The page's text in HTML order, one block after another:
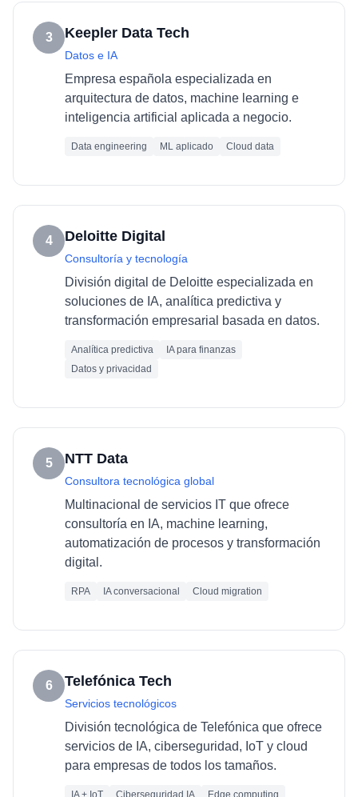
3 Keepler Data Tech
Datos e IA
Empresa española especializada en
arquitectura de datos, machine learning e
inteligencia artificial aplicada a negocio.
Data engineering ML aplicado Cloud data
4 Deloitte Digital
Consultoría y tecnología
División digital de Deloitte especializada en
soluciones de IA, analítica predictiva y
transformación empresarial basada en datos.
Analítica predictiva
IA para finanzas
Datos y privacidad
5 NTT Data
Consultora tecnológica global
Multinacional de servicios IT que ofrece
consultoría en IA, machine learning,
automatización de procesos y transformación
digital.
RPA IA conversacional Cloud migration
6 Telefónica Tech
Servicios tecnológicos
División tecnológica de Telefónica que ofrece
servicios de IA, ciberseguridad, IoT y cloud
para empresas de todos los tamaños.
IA + IoT Ciberseguridad IA Edge computing